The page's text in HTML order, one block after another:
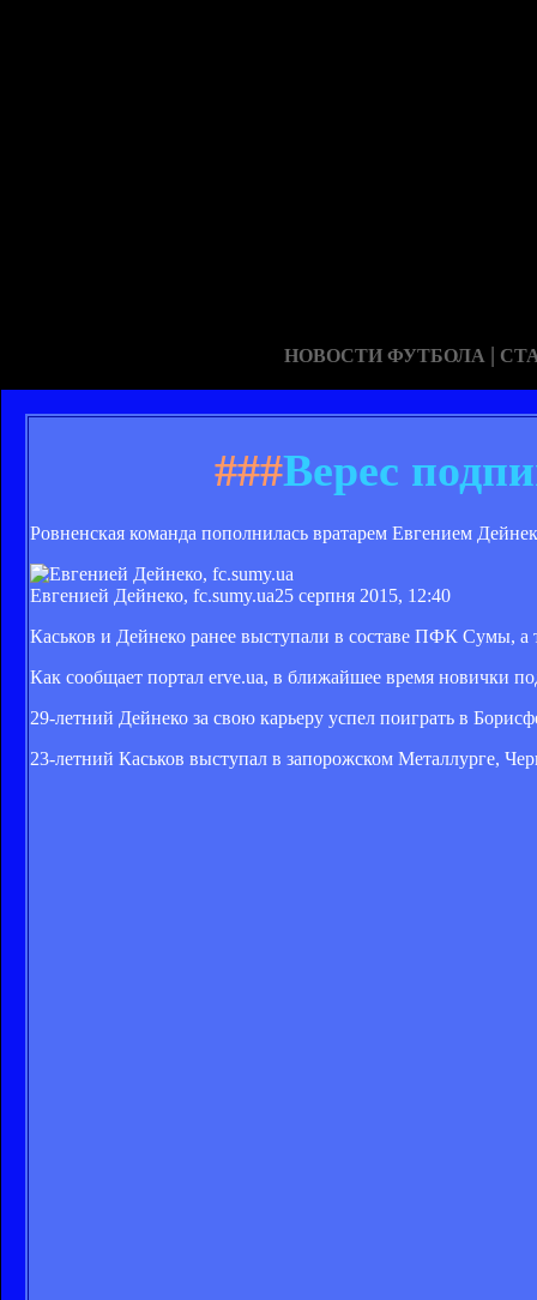
НОВОСТИ ФУТБОЛА |
###Верес
Ровненская команда пополнилась вратарем Евгением
Евгенией Дейнеко, fc.sumy.ua25 серпня 2015, 12:40
Каськов и Дейнеко ранее выступали в составе ПФК Сумы, а
Как сообщает портал erve.ua, в ближайшее время новички
29-летний Дейнеко за свою карьеру успел поиграть в
23-летний Каськов выступал в запорожском Металлурге,